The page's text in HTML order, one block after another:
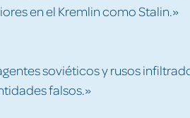
en el Kremlin como Stalin.»
soviéticos y rusos
falsos.»